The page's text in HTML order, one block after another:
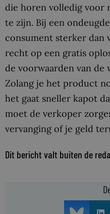
die horen volledig voor
te zijn. Bij een
consument sterker dan
recht op een gratis
de voorwaarden van de
Zolang je het product
het gaat sneller kapot
moet de verkoper
vervanging of je geld
Dit bericht valt buiten de